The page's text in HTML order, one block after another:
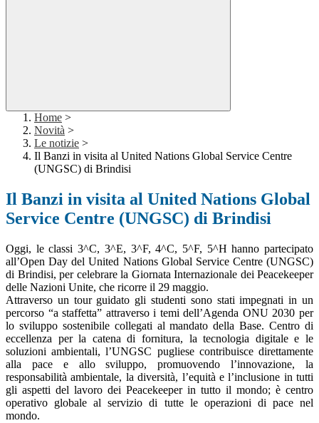
Home >
Novità >
Le notizie >
Il Banzi in visita al United Nations Global Service Centre
(UNGSC) di Brindisi
Il Banzi in visita al United Nations Global
Service Centre (UNGSC) di Brindisi
Oggi, le classi 3^C, 3^E, 3^F, 4^C, 5^F, 5^H hanno partecipato
all’Open Day del United Nations Global Service Centre (UNGSC)
di Brindisi, per celebrare la Giornata Internazionale dei Peacekeeper
delle Nazioni Unite, che ricorre il 29 maggio.
Attraverso un tour guidato gli studenti sono stati impegnati in un
percorso “a staffetta” attraverso i temi dell’Agenda ONU 2030 per
lo sviluppo sostenibile collegati al mandato della Base. Centro di
eccellenza per la catena di fornitura, la tecnologia digitale e le
soluzioni ambientali, l’UNGSC pugliese contribuisce direttamente
alla pace e allo sviluppo, promuovendo l’innovazione, la
responsabilità ambientale, la diversità, l’equità e l’inclusione in tutti
gli aspetti del lavoro dei Peacekeeper in tutto il mondo; è centro
operativo globale al servizio di tutte le operazioni di pace nel
mondo.